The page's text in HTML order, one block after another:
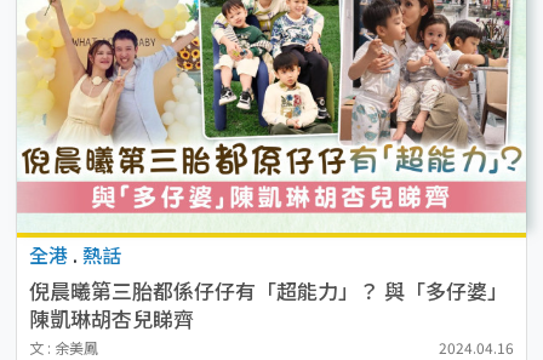
全港 . 熱話
倪晨曦第三胎都係仔仔有「超能力」？ 與「多仔婆」
陳凱琳胡杏兒睇齊
文 : 余美鳳 2024.04.16